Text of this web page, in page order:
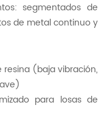
segmentados de
de metal continuo y
(baja vibración,
para losas de